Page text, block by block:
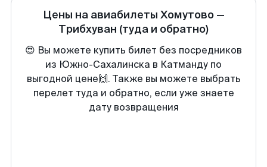
Цены на авиабилеты Хомутово—
Трибхуван (туда и обратно)
😍 Вы можете купить билет без посредников
из Южно-Сахалинска в Катманду по
выгодной цене🙌. Также вы можете выбрать
перелет туда и обратно, если уже знаете
дату возвращения